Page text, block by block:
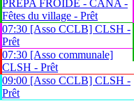
PREPA FROIDE - CANA -
Fêtes du village - Prêt
07:30 [Asso CCLB] CLSH -
Prêt
07:30 [Asso communale]
CLSH - Prêt
09:00 [Asso CCLB] CLSH -
Prêt